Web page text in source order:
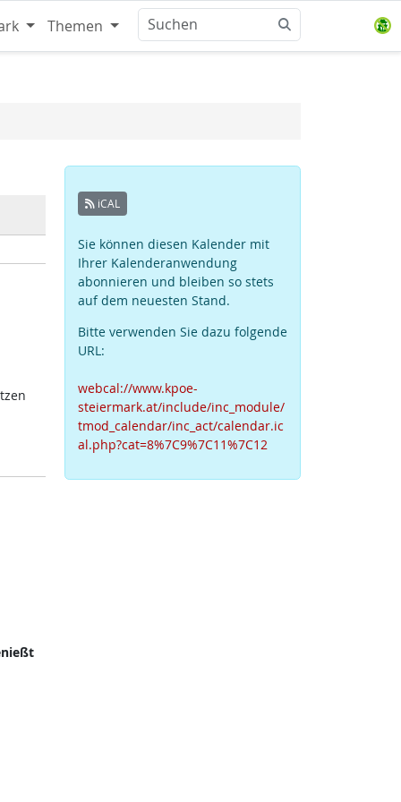
Themen
iCAL
Sie können diesen Kalender mit
Ihrer Kalenderanwendung
abonnieren und bleiben so stets
auf dem neuesten Stand.
Bitte verwenden Sie dazu folgende
URL:
webcal://www.kpoe-
steiermark.at/include/inc_module/
tmod_calendar/inc_act/calendar.ic
al.php?cat=8%7C9%7C11%7C12